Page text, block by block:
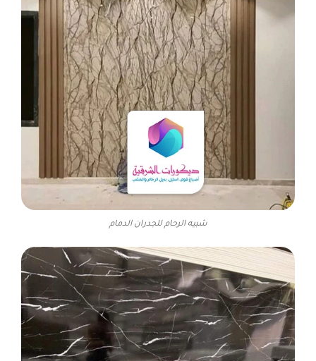
شبيه الرحام للجدران الدمام